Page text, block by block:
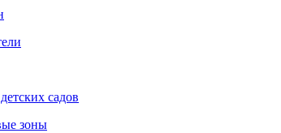
садов
зоны